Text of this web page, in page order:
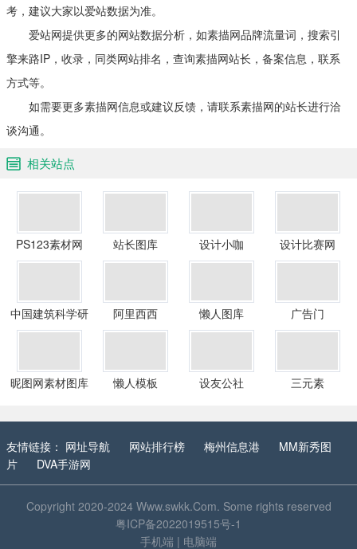
考，建议大家以爱站数据为准。
爱站网提供更多的网站数据分析，如素描网品牌流量词，搜索引
擎来路IP，收录，同类网站排名，查询素描网站长，备案信息，联系
方式等。
如需要更多素描网信息或建议反馈，请联系素描网的站长进行洽
谈沟通。
相关站点
PS123素材网 站长图库 设计小咖 设计比赛网
中国建筑科学研
究院建研科技股
软件事业部
阿里西西 懒人图库 广告门
昵图网素材图库 懒人模板 设友公社 三元素
友情链接： 网址导航 网站排行榜 梅州信息港
MM新秀图
片
DVA手游网
Copyright 2020-2024 Www.swkk.Com. Some rights reserved
粤ICP备2022019515号-1
手机端 | 电脑端